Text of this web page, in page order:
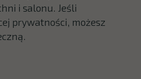
i salonu. Jeśli
prywatności, możesz